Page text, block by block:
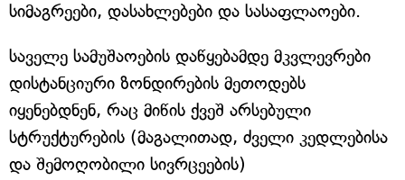
სიმაგრეები, დასახლებები და სასაფლაოები.
საველე სამუშაოების დაწყებამდე მკვლევრები
დისტანციური ზონდირების მეთოდებს
იყენებდნენ, რაც მიწის ქვეშ არსებული
სტრუქტურების (მაგალითად, ძველი კედლებისა
და შემოღობილი სივრცეების)